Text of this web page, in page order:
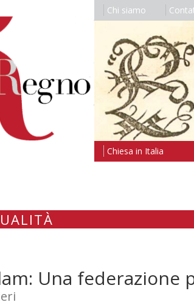
Chi siamo
Chiesa in Italia
Una federazione